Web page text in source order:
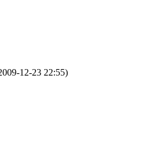
12-23 22:55)